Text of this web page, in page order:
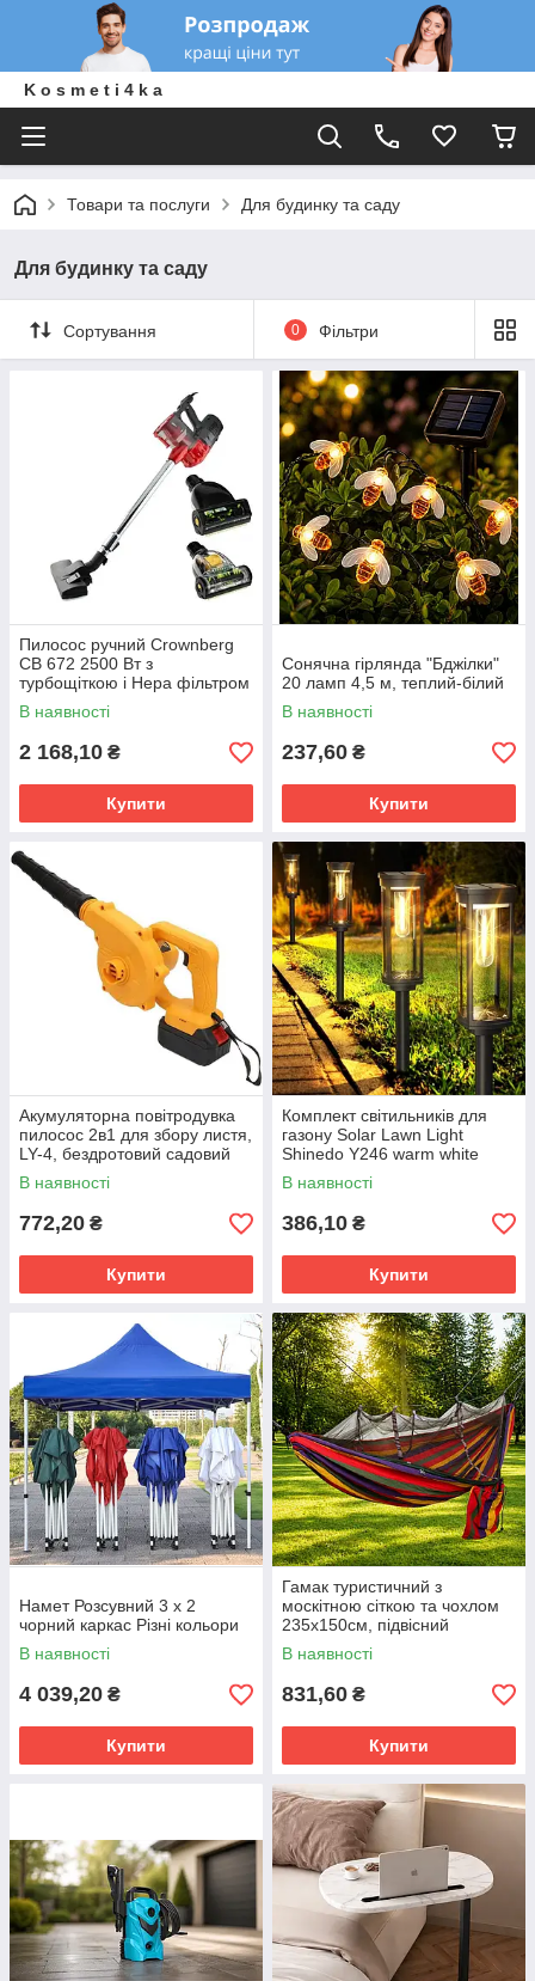
K o s m e t i 4 k a
Товари та послуги Для будинку та саду
Для будинку та саду
Сортування 0 Фільтри
Пилосос ручний Crownberg
СВ 672 2500 Вт з
турбощіткою і Hepa фільтром
(CB-672)
В наявності
2 168,10 ₴
Купити
Сонячна гірлянда "Бджілки"
20 ламп 4,5 м, теплий-білий
В наявності
237,60 ₴
Купити
Акумуляторна повітродувка
пилосос 2в1 для збору листя,
LY-4, бездротовий садовий
пилосос-дуйка BLOWER
В наявності
772,20 ₴
Купити
Комплект світильників для
газону Solar Lawn Light
Shinedo Y246 warm white
комплект 2 шт
В наявності
386,10 ₴
Купити
Намет Розсувний 3 х 2
чорний каркас Різні кольори
В наявності
4 039,20 ₴
Купити
Гамак туристичний з
москітною сіткою та чохлом
235х150см, підвісний
кемпінговий бавовняний
гамак з кріпленнями та
В наявності
831,60 ₴
Купити